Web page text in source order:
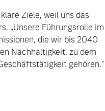
Ziele, weil uns das
„Unsere Führungsrolle im
die wir bis 2040
Nachhaltigkeit, zu dem
gehören.“